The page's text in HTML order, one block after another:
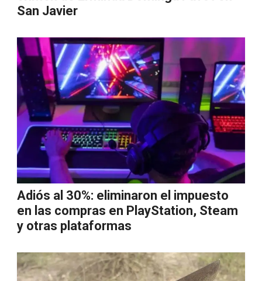
San Javier
Adiós al 30%: eliminaron el impuesto
en las compras en PlayStation, Steam
y otras plataformas